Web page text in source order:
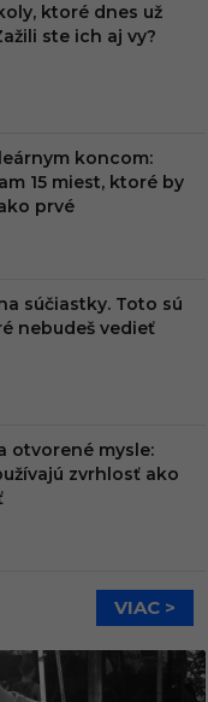
ktoré dnes už
ste ich aj vy?
koncom:
15 miest, ktoré by
prvé
súčiastky. Toto sú
nebudeš vedieť
otvorené mysle:
zvrhlosť ako
VIAC >